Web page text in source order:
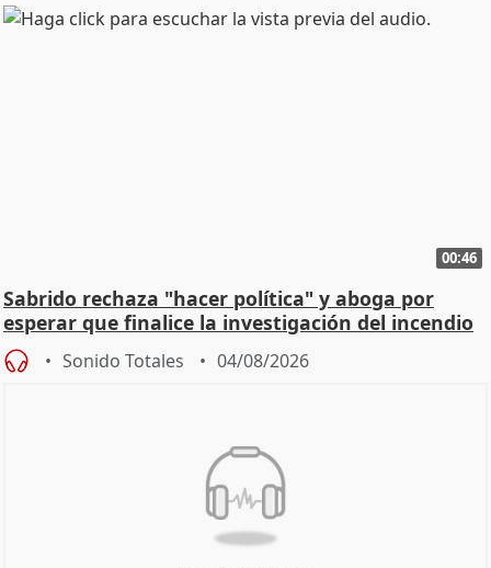
00:46
Sabrido rechaza "hacer política" y aboga por
esperar que finalice la investigación del incendio
Sonido Totales 04/08/2026